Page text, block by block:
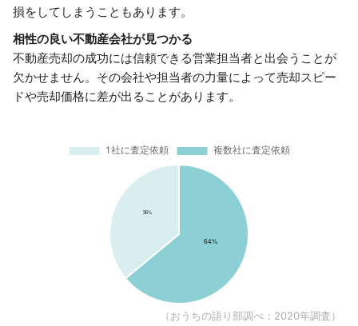
損をしてしまうこともあります。
相性の良い不動産会社が見つかる
不動産売却の成功には信頼できる営業担当者と出会うことが
欠かせません。その会社や担当者の力量によって売却スピー
ドや売却価格に差が出ることがあります。
（おうちの語り部調べ：2020年調査）